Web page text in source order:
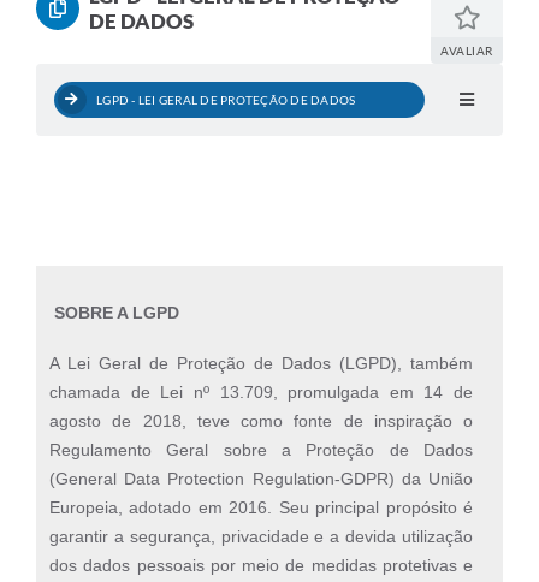
DE DADOS
AVALIAR
LGPD - LEI GERAL DE PROTEÇÃO DE DADOS
SOBRE A LGPD
A Lei Geral de Proteção de Dados (LGPD), também
chamada de Lei nº 13.709, promulgada em 14 de
agosto de 2018, teve como fonte de inspiração o
Regulamento Geral sobre a Proteção de Dados
(General Data Protection Regulation-GDPR) da União
Europeia, adotado em 2016. Seu principal propósito é
garantir a segurança, privacidade e a devida utilização
dos dados pessoais por meio de medidas protetivas e